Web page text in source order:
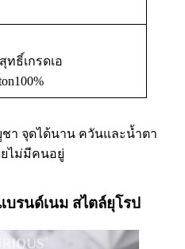
ธิ์เกรดเอ
า จุดได้นาน ควันและน้ำตา
ยไม่มีคนอยู่
รนด์เนม สไตล์ยุโรป